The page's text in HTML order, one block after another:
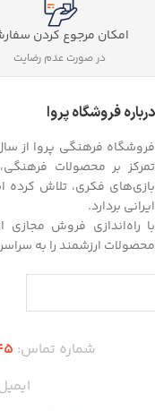
امکان مرجوع کردن
در صورت عدم رضایت
درباره فروشگاه پروا
تمرکز بر محصولات
بازی‌های فکری، تلاش
ایرانی بردارد.
محصولات ارزشمند را به
شماره تماس: